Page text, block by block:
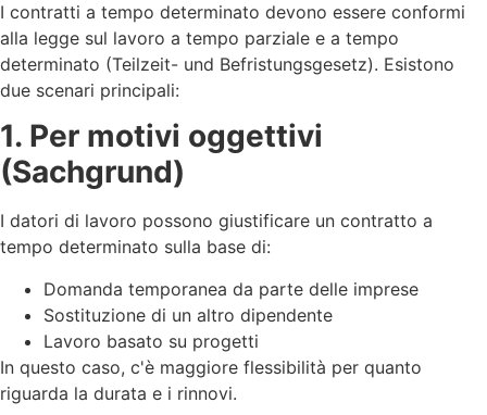
I contratti a tempo determinato devono essere conformi
alla legge sul lavoro a tempo parziale e a tempo
determinato (Teilzeit- und Befristungsgesetz). Esistono
due scenari principali:
1. Per motivi oggettivi
(Sachgrund)
I datori di lavoro possono giustificare un contratto a
tempo determinato sulla base di:
Domanda temporanea da parte delle imprese
Sostituzione di un altro dipendente
Lavoro basato su progetti
In questo caso, c'è maggiore flessibilità per quanto
riguarda la durata e i rinnovi.